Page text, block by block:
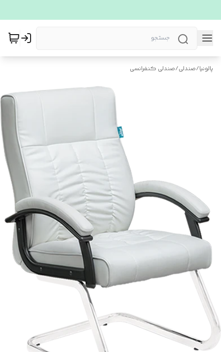
پالونیا/صندلی/صندلی کنفرانسی